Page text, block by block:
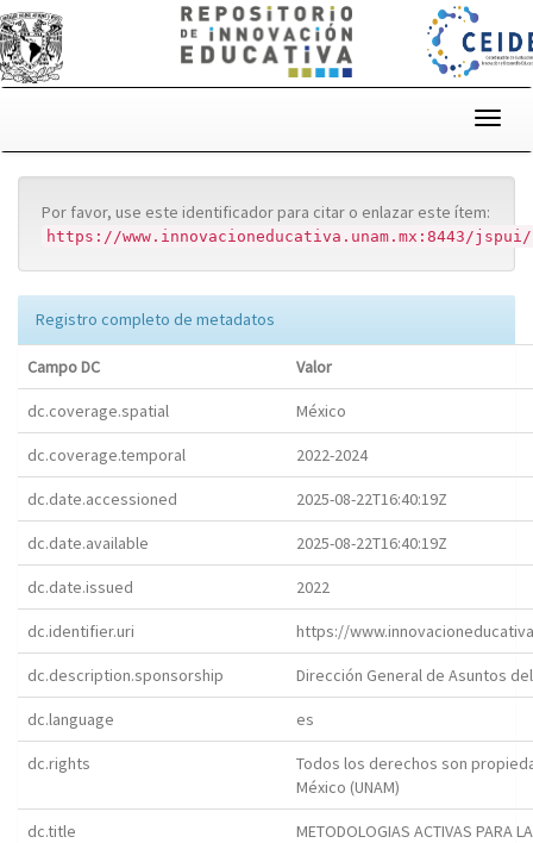
Por favor, use este identificador para citar o enlazar este ítem:
https://www.innovacioneducativa.unam.mx:8443/jspui/
Registro completo de metadatos
Campo DC Valor
dc.coverage.spatial México
dc.coverage.temporal 2022-2024
dc.date.accessioned 2025-08-22T16:40:19Z
dc.date.available 2025-08-22T16:40:19Z
dc.date.issued 2022
dc.identifier.uri https://
dc.description.sponsorship Dirección General de Asuntos
dc.language es
dc.rights
Todos los derechos son
México (UNAM)
dc.title
METODOLOGIAS ACTIVAS PARA